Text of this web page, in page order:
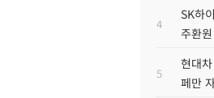
4
SK하
주환
5
현대
페만